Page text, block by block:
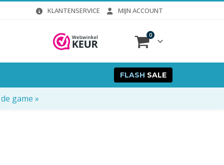
KLANTENSERVICE MIJN ACCOUNT
0
FLASH SALE
game »